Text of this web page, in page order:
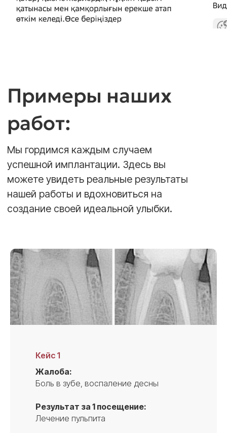
Кейс 1
Жалоба:
Боль в зубе, воспаление десны
Результат за 1 посещение:
Лечение пульпита